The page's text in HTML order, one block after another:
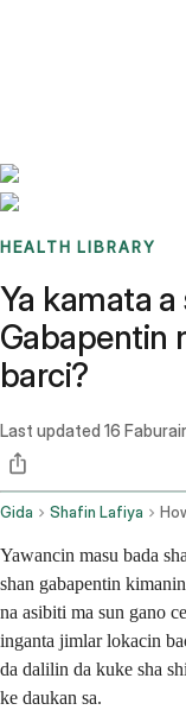
HEALTH LIBRARY
Ya kamata
Gabapentin
barci?
Last updated 16
Gida Shafin Lafiya
Yawancin masu bada
shan gabapentin
na asibiti ma sun gano
inganta jimlar lokacin
da dalilin da kuke sha
ke daukan sa.